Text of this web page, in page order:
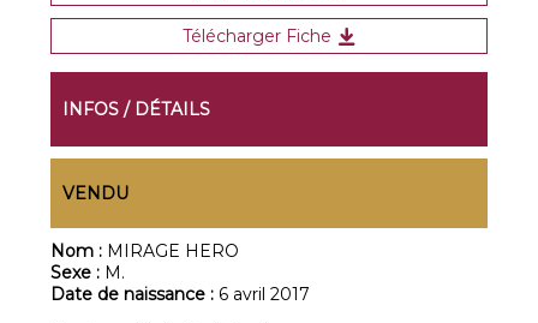
Télécharger Fiche
INFOS / DÉTAILS
VENDU
Nom : MIRAGE HERO
Sexe : M.
Date de naissance : 6 avril 2017